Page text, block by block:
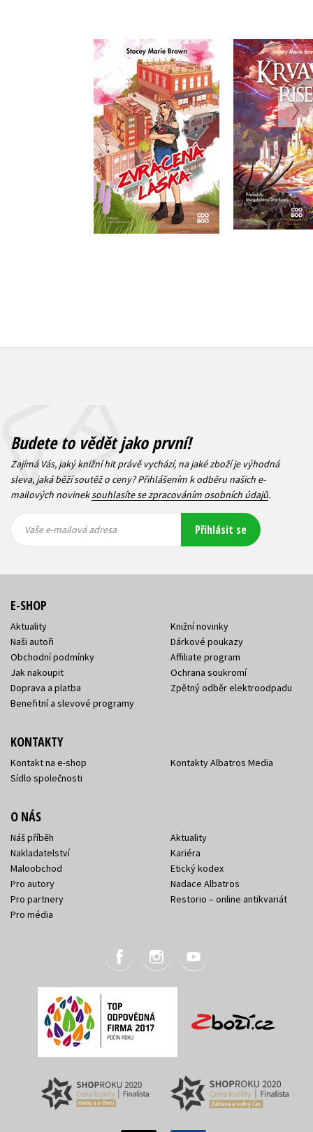
Zvrácená láska
Stacey Marie Brown
Do košíku
449 Kč
359 Kč
Stacey
Do
359 Kč
Budete to vědět jako první!
Zajímá Vás, jaký knižní hit právě vychází, na jaké zboží je výhodná
sleva, jaká běží soutěž o ceny? Přihlášením k odběru našich e-
mailových novineksouhlasíte se zpracováním osobních údajů.
mailová
mailová
Vaše e-mailová adresa Přihlásit se
E-SHOP
Aktuality
Naši autoři
Obchodní podmínky
Jak nakoupit
Doprava a platba
Benefitní a slevové programy
Knižní novinky
Dárkové poukazy
Affiliate program
Ochrana soukromí
Zpětný odběr elektroodpadu
KONTAKTY
Kontakt na e-shop
Sídlo společnosti
Kontakty Albatros Media
O NÁS
Náš příběh
Nakladatelství
Maloobchod
Pro autory
Pro partnery
Pro média
Aktuality
Kariéra
Etický kodex
Nadace Albatros
Restorio – online antikvariát